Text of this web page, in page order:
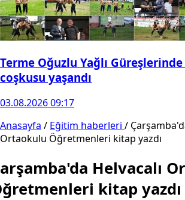
Terme Oğuzlu Yağlı Güreşlerinde
coşkusu yaşandı
03.08.2026 09:17
Anasayfa / Eğitim haberleri /
Ortaokulu Öğretmenleri kitap yazdı
Helvacalı
kitap yazdı